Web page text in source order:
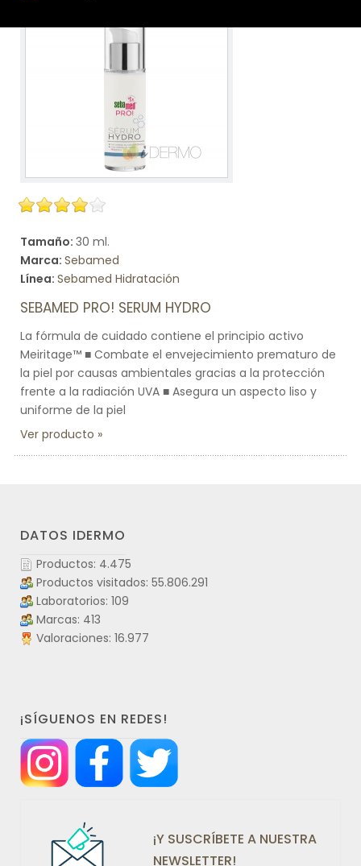
Tamaño: 30 ml.
Marca: Sebamed
Línea: Sebamed Hidratación
SEBAMED PRO! SERUM HYDRO
La fórmula de cuidado contiene el principio activo
Meiritage™ ■ Combate el envejecimiento prematuro de
la piel por causas ambientales gracias a la protección
frente a la radiación UVA ■ Asegura un aspecto liso y
uniforme de la piel
Ver producto
DATOS IDERMO
Productos: 4.475
Productos visitados: 55.806.291
Laboratorios: 109
Marcas: 413
Valoraciones: 16.977
¡SÍGUENOS EN REDES!
¡Y SUSCRÍBETE A NUESTRA
NEWSLETTER!